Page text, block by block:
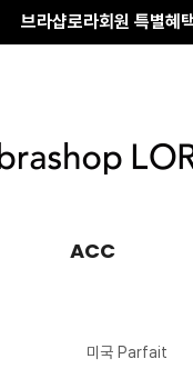
배송 전 변경·취소안내
ACC
미국 Parfait